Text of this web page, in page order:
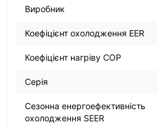
Виробник
Коефіцієнт охолодження EER
Коефіцієнт нагріву COP
Серія
Сезонна енергоефективність
охолодження SEER